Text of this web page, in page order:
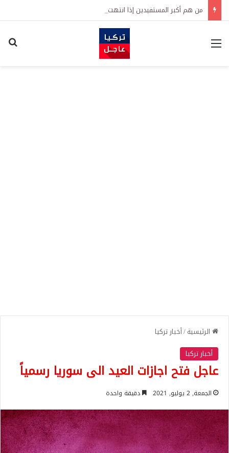
من هم أكبر المستفيدين إذا انتهت الحرب؟
القائمة
الرئيسية/أخبار تركيا
أخبار تركيا
عاجل فتح اجازات العيد الى سوريا رسمياً
الجمعة, 2 يوليو, 2021 دقيقة واحدة